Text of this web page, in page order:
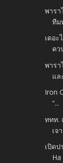
พารา
ทีม
เดอ
คว
พาร
แล
Iron
“...
ททท.
เจ
เปิด
Ha